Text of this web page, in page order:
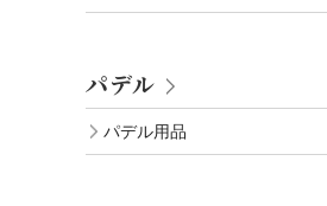
パデル
パデル用品